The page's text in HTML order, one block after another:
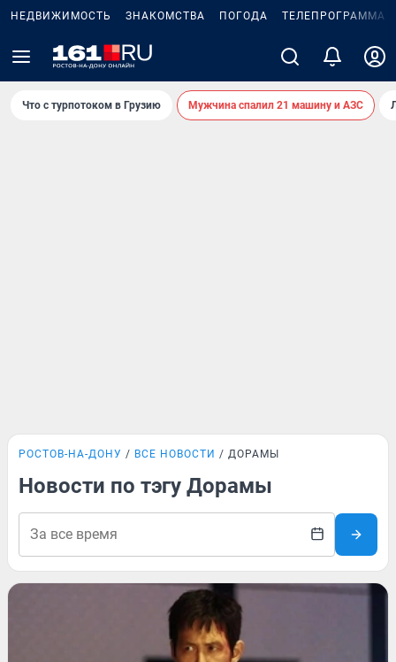
НЕДВИЖИМОСТЬ ЗНАКОМСТВА ПОГОДА ТЕЛЕПРОГРАММА
Что с турпотоком в Грузию Мужчина спалил 21 машину и АЗС
РОСТОВ-НА-ДОНУ ВСЕ НОВОСТИ ДОРАМЫ
Новости по тэгу Дорамы